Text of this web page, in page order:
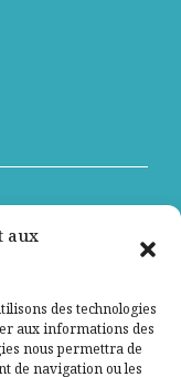
aux
des technologies
aux informations des
nous permettra de
de navigation ou les